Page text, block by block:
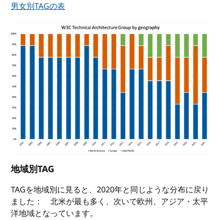
男女別TAGの表
地域別TAG
TAGを地域別に見ると、2020年と同じような分布に戻り
ました： 北米が最も多く、次いで欧州、アジア・太平
洋地域となっています。